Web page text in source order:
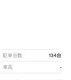
駐車台数 134台
車高 -